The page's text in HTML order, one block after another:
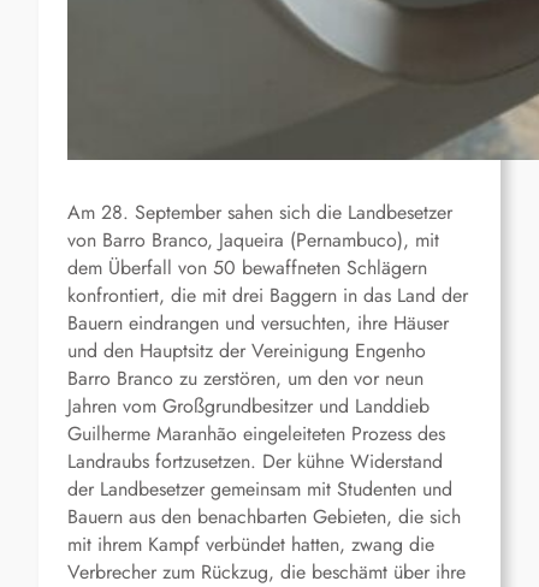
Am 28. September sahen sich die Landbesetzer
von Barro Branco, Jaqueira (Pernambuco), mit
dem Überfall von 50 bewaffneten Schlägern
konfrontiert, die mit drei Baggern in das Land der
Bauern eindrangen und versuchten, ihre Häuser
und den Hauptsitz der Vereinigung Engenho
Barro Branco zu zerstören, um den vor neun
Jahren vom Großgrundbesitzer und Landdieb
Guilherme Maranhão eingeleiteten Prozess des
Landraubs fortzusetzen. Der kühne Widerstand
der Landbesetzer gemeinsam mit Studenten und
Bauern aus den benachbarten Gebieten, die sich
mit ihrem Kampf verbündet hatten, zwang die
Verbrecher zum Rückzug, die beschämt über ihre